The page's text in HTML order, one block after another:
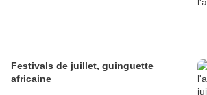
Festivals de juillet, guinguette
africaine